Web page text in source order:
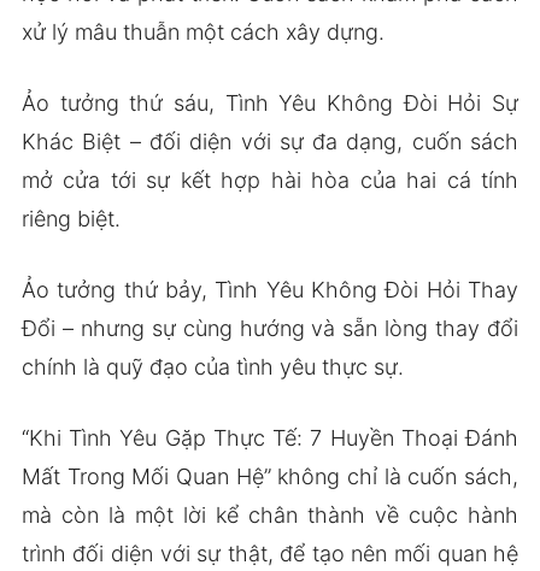
xử lý mâu thuẫn một cách xây dựng.
Ảo tưởng thứ sáu, Tình Yêu Không Đòi Hỏi Sự
Khác Biệt – đối diện với sự đa dạng, cuốn sách
mở cửa tới sự kết hợp hài hòa của hai cá tính
riêng biệt.
Ảo tưởng thứ bảy, Tình Yêu Không Đòi Hỏi Thay
Đổi – nhưng sự cùng hướng và sẵn lòng thay đổi
chính là quỹ đạo của tình yêu thực sự.
“Khi Tình Yêu Gặp Thực Tế: 7 Huyền Thoại Đánh
Mất Trong Mối Quan Hệ” không chỉ là cuốn sách,
mà còn là một lời kể chân thành về cuộc hành
trình đối diện với sự thật, để tạo nên mối quan hệ